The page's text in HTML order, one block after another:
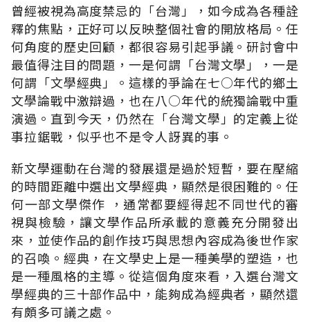
曾經被視為高度禁忌的「台灣」，如今成為各種詮
釋的焦點，正好可以反映整個社會的開放格局。任
何角度的歷史回顧，都很容易引起爭議。研討會中
最值得注目的問題，一是何謂「台灣文學」，一是
何謂「文學經典」。這樣的爭論在七○年代的鄉土
文學論戰中激辯過，也在八○年代的統獨論戰中重
演過。直到今天，仍然在「台灣文學」的定義上從
事拉鋸戰，似乎也不是令人訝異的事。
新文學運動在台灣的發展還是過於短暫，要在壓縮
的時間距離中選出文學經典，顯然是很困難的。任
何一部文學傑作 ，通常都要經得起不同世代的審
視與檢驗，讓文學作品所承載的意義充分開發出
來，並使作品的創作技巧與思想內容成為後世作家
的召喚。經典，在文學史上是一種美學的塑造，也
是一種風格的主導。從這個角度來看，入選台灣文
學經典的三十部作品中，能夠成為經典者，顯然還
有頗多可議之處。